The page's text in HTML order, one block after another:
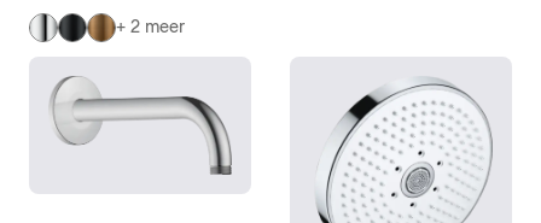
+ 2 meer